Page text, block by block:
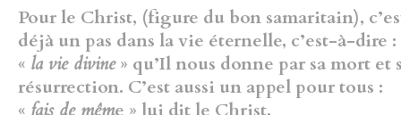
Pour le Christ, (figure du bon samaritain),
déjà un pas dans la vie éternelle, c’est-à-dire :
« la vie divine» qu’Il nous donne par sa mort et
résurrection. C’est aussi un appel pour tous :
« fais de même » lui dit le Christ.